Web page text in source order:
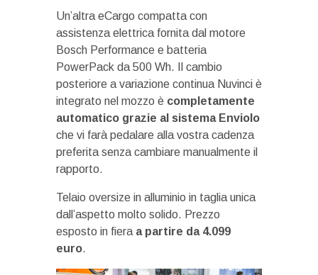
Un’altra eCargo compatta con
assistenza elettrica fornita dal motore
Bosch Performance e batteria
PowerPack da 500 Wh. Il cambio
posteriore a variazione continua Nuvinci è
integrato nel mozzo è completamente
automatico grazie al sistema Enviolo
che vi farà pedalare alla vostra cadenza
preferita senza cambiare manualmente il
rapporto.
Telaio oversize in alluminio in taglia unica
dall’aspetto molto solido. Prezzo
esposto in fiera a partire da 4.099
euro.